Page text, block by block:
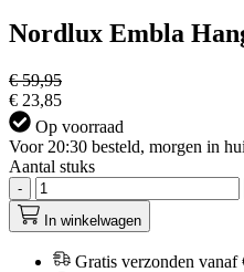
Nordlux Embla
€ 59,95
€ 23,85
Op voorraad
Voor 20:30 besteld, morgen in
Aantal stuks
-
In winkelwagen
Gratis verzonden vanaf